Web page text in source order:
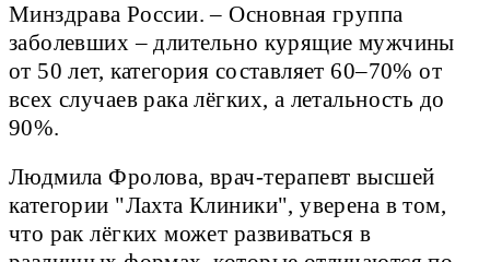
Минздрава России. – Основная группа
заболевших – длительно курящие мужчины
от 50 лет, категория составляет 60–70% от
всех случаев рака лёгких, а летальность до
90%.
Людмила Фролова, врач-терапевт высшей
категории "Лахта Клиники", уверена в том,
что рак лёгких может развиваться в